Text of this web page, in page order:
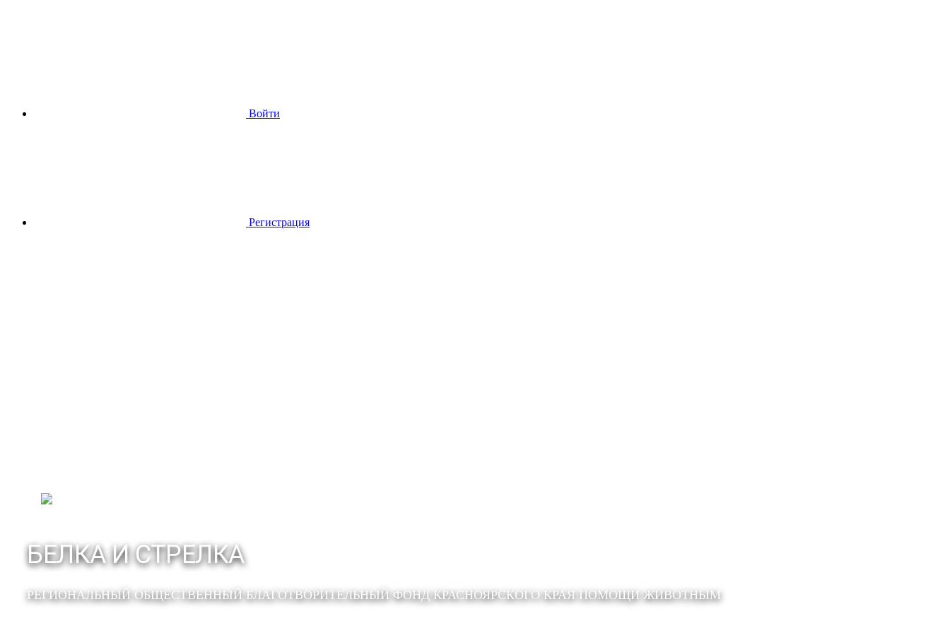
Войти
Регистрация
БЕЛКА И СТРЕЛКА
РЕГИОНАЛЬНЫЙ ОБЩЕСТВЕННЫЙ БЛАГОТВОРИТЕЛЬНЫЙ ФОНД КРАСНОЯРСКОГО КРАЯ ПОМОЩИ ЖИВОТНЫМ